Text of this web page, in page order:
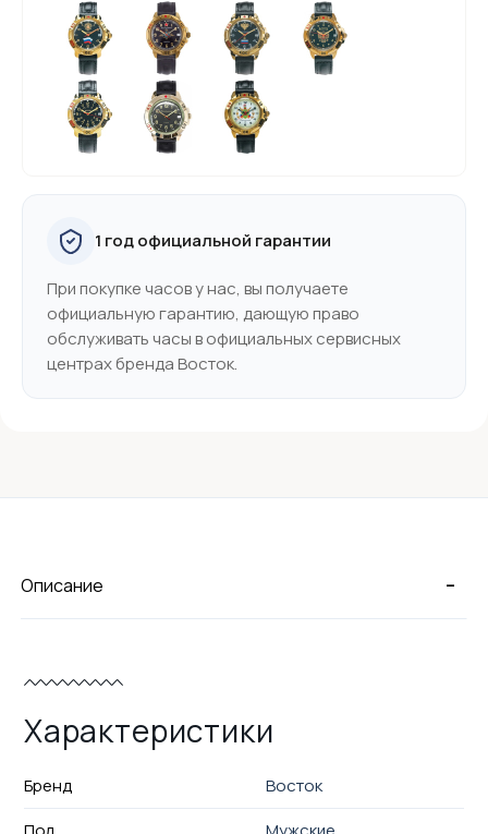
1 год официальной гарантии
При покупке часов у нас, вы получаете
официальную гарантию, дающую право
обслуживать часы в официальных сервисных
центрах бренда Восток.
-
Описание
Характеристики
Бренд
Восток